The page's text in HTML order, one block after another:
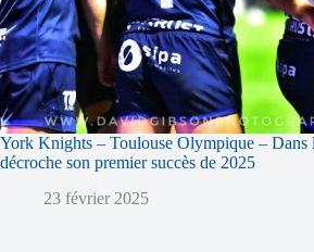
York Knights – Toulouse Olympique – Dans
décroche son premier succès de 2025
23 février 2025